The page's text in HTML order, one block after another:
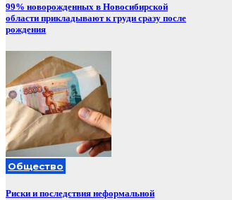
99% новорожденных в Новосибирской
области прикладывают к груди сразу после
рождения
Общество
Риски и последствия неформальной